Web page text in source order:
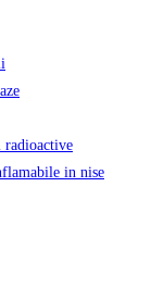
radioactive
in nise